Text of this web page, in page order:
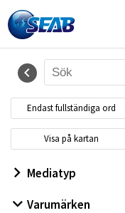
Endast fullständiga ord
Visa på kartan
Mediatyp
Varumärken